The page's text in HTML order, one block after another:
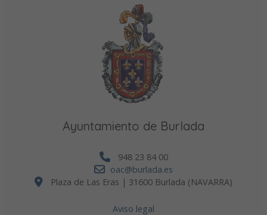
Ayuntamiento de Burlada
948 23 84 00
oac@burlada.es
Plaza de Las Eras | 31600 Burlada (NAVARRA)
Aviso legal